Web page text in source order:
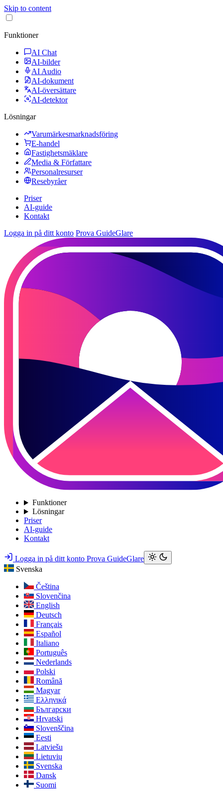
Skip to content
Funktioner
AI Chat
AI-bilder
AI Audio
AI-dokument
AI-översättare
AI-detektor
Lösningar
Varumärkesmarknadsföring
E-handel
Fastighetsmäklare
Media & Författare
Personalresurser
Resebyråer
Priser
AI-guide
Kontakt
Logga in på ditt konto Prova GuideGlare
Funktioner
Lösningar
Priser
AI-guide
Kontakt
Logga in på ditt konto Prova GuideGlare
Svenska
Čeština
Slovenčina
English
Deutsch
Français
Español
Italiano
Português
Nederlands
Polski
Română
Magyar
Ελληνικά
Български
Hrvatski
Slovenščina
Eesti
Latviešu
Lietuvių
Svenska
Dansk
Suomi